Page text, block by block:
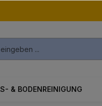
& BODENREINIGUNG